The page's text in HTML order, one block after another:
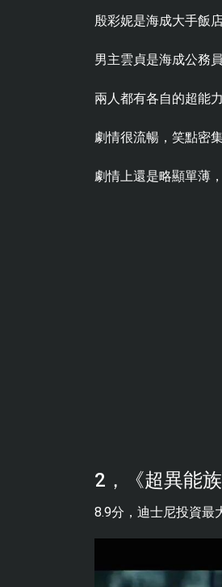
殷彩妮是海成大手飯
男主雲貞是海成公務
兩人都有各自的超能
劇情很流暢，笑點密
劇情上還是略顯單薄
2，《超異能
8.9分，迪士尼投資最